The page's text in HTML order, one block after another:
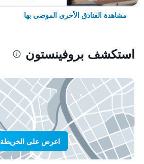
مشاهدة الفنادق الأخرى الموصى بها
استكشف بروفينستون
اعرض على الخريطة